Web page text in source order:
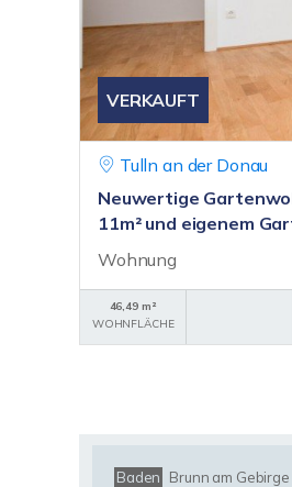
VERKAUFT
Tulln an der Donau
Neuwertige
11m² und eigenem
Wohnung
46,49 m²
WOHNFLÄCHE
Baden Brunn am Gebirge